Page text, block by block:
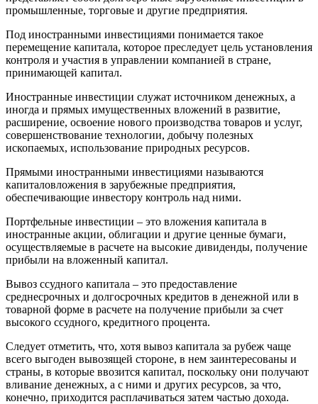
промышленные, торговые и другие предприятия.
Под иностранными инвестициями понимается такое
перемещение капитала, которое преследует цель установления
контроля и участия в управлении компанией в стране,
принимающей капитал.
Иностранные инвестиции служат источником денежных, а
иногда и прямых имущественных вложений в развитие,
расширение, освоение нового производства товаров и услуг,
совершенствование технологии, добычу полезных
ископаемых, использование природных ресурсов.
Прямыми иностранными инвестициями называются
капиталовложения в зарубежные предприятия,
обеспечивающие инвестору контроль над ними.
Портфельные инвестиции – это вложения капитала в
иностранные акции, облигации и другие ценные бумаги,
осуществляемые в расчете на высокие дивиденды, получение
прибыли на вложенный капитал.
Вывоз ссудного капитала – это предоставление
среднесрочных и долгосрочных кредитов в денежной или в
товарной форме в расчете на получение прибыли за счет
высокого ссудного, кредитного процента.
Следует отметить, что, хотя вывоз капитала за рубеж чаще
всего выгоден вывозящей стороне, в нем заинтересованы и
страны, в которые ввозится капитал, поскольку они получают
вливание денежных, а с ними и других ресурсов, за что,
конечно, приходится расплачиваться затем частью дохода.